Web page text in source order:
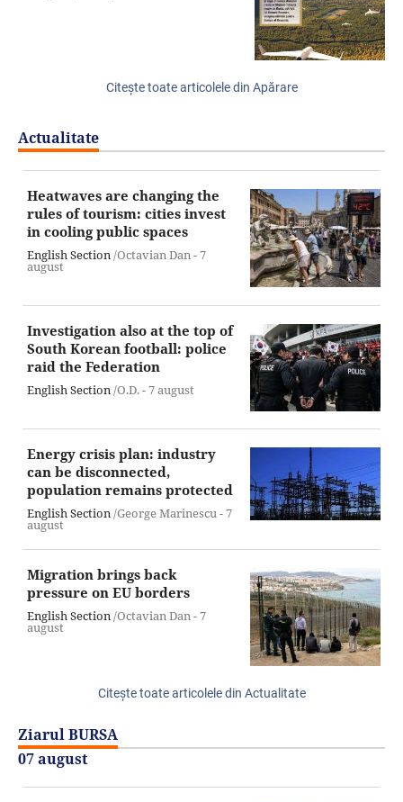
Citeşte toate articolele din Apărare
Actualitate
Heatwaves are changing the
rules of tourism: cities invest
in cooling public spaces
English Section/Octavian Dan -7
august
Investigation also at the top of
South Korean football: police
raid the Federation
English Section/O.D. -7 august
Energy crisis plan: industry
can be disconnected,
population remains protected
English Section/George Marinescu -7
august
Migration brings back
pressure on EU borders
English Section/Octavian Dan -7
august
Citeşte toate articolele din Actualitate
Ziarul BURSA
07 august